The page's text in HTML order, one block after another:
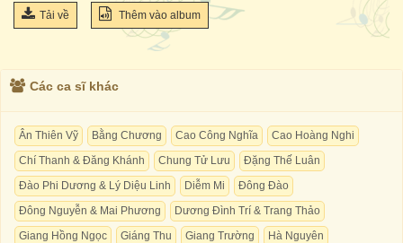
Tải về Thêm vào album
Các ca sĩ khác
Ân Thiên Vỹ Bằng Chương Cao Công Nghĩa
Cao Hoàng Nghi
Chí Thanh & Đăng Khánh
Chung Tử Lưu
Đặng Thế Luân
Đào Phi Dương & Lý Diệu Linh
Diễm Mi
Đông Đào
Đông Nguyễn & Mai Phương
Dương Đình Trí & Trang Thảo
Giang Hồng Ngọc
Giáng Thu Giang Trường
Hà Nguyên